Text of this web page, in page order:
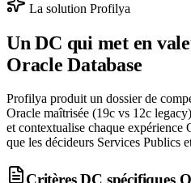
La solution Profilya
Un DC qui met en
Oracle Database
Profilya produit un dossier de
Oracle maîtrisée (19c vs 12c
et contextualise chaque expérience
que les décideurs Services Publics
Critères DC spécifiques